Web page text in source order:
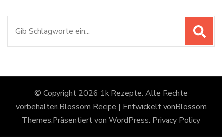
© Copyright 2026 1k Rezepte. Alle Rechte
vorbehalten.Blossom Recipe | Entwickelt vonBlossom
Themes.Präsentiert von WordPress. Privacy Policy